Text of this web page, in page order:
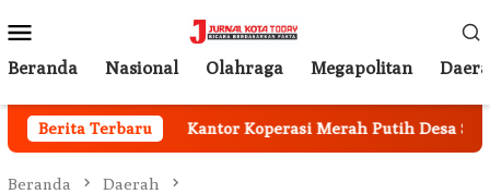
ke
kontenMobile
Beranda Nasional Olahraga Megapolitan
Berita Terbaru
Jamsostek Kantor Koperasi Merah Putih Desa
Beranda Daerah